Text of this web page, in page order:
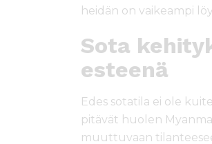
heidän on vaikeampi
Sota
esteenä
Edes sotatila ei ole
pitävät huolen
muuttuvaan